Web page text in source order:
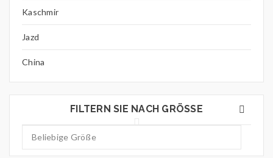
Kaschmir
Jazd
China
FILTERN SIE NACH GRÖSSE